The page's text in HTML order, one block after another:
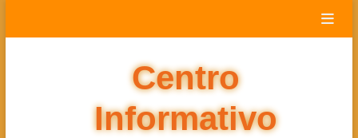
Centro
Informativo